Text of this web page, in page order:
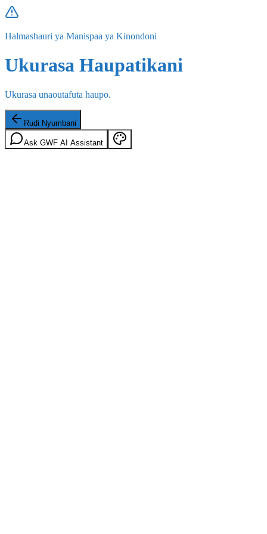
Halmashauri ya Manispaa ya Kinondoni
Ukurasa Haupatikani
Ukurasa unaoutafuta haupo.
Rudi Nyumbani
Ask GWF AI Assistant